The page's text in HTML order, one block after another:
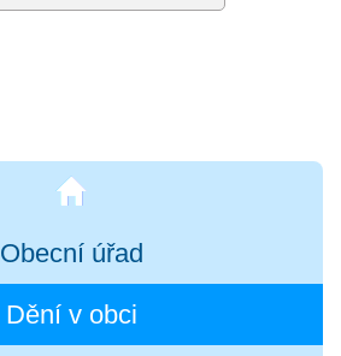
Obecní úřad
Dění v obci